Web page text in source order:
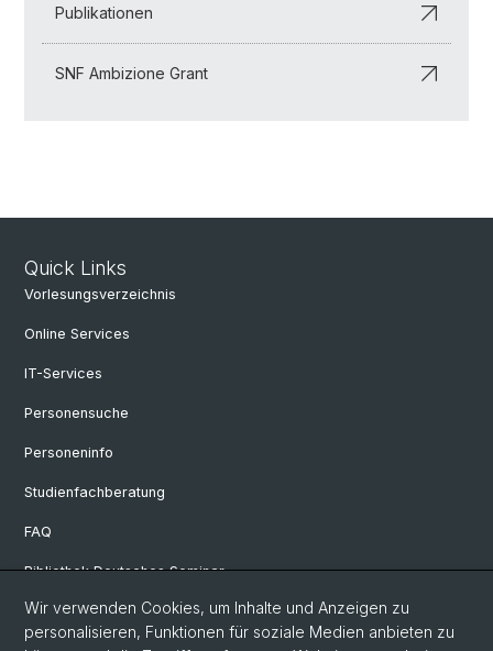
Publikationen
SNF Ambizione Grant
Quick Links
Vorlesungsverzeichnis
Online Services
IT-Services
Personensuche
Personeninfo
Studienfachberatung
FAQ
Bibliothek Deutsches Seminar
Neuere deutsche Literaturwissenschaft
Wir verwenden Cookies, um Inhalte und Anzeigen zu
personalisieren, Funktionen für soziale Medien anbieten zu